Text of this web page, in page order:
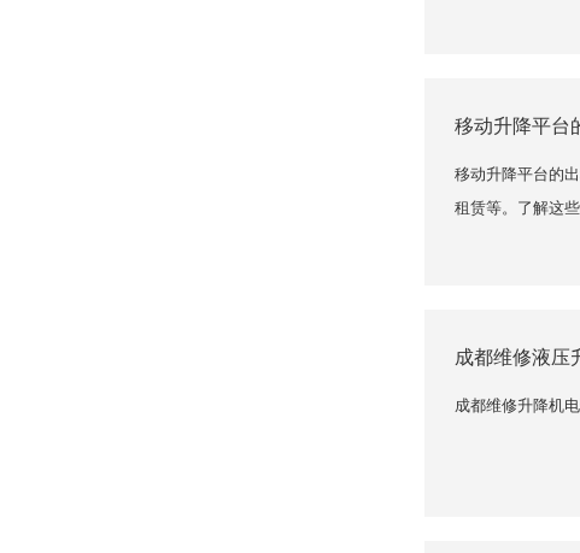
移动升降平台
移动升降平台的
租赁等。了解这
成都维修液压
成都维修升降机